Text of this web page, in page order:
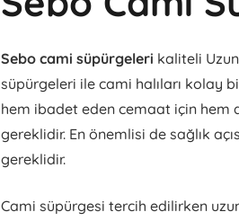
Sebo cami süpürgeleri kaliteli
süpürgeleri ile cami halıları kolay
hem ibadet eden cemaat için hem
gereklidir. En önemlisi de sağlık
gereklidir.
Cami süpürgesi tercih edilirken